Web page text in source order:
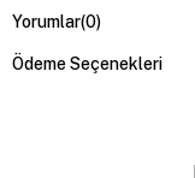
Yorumlar(0)
Ödeme Seçenekleri